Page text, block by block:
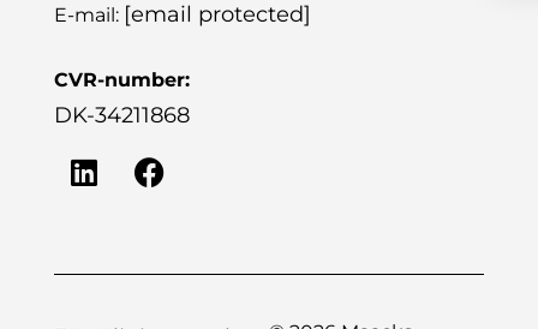
E-mail: [email protected]
CVR-number:
DK-34211868